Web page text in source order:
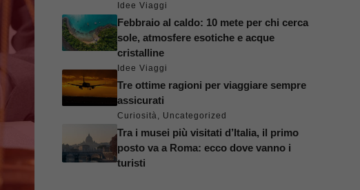
Idee Viaggi
Febbraio al caldo: 10 mete per chi cerca
sole, atmosfere esotiche e acque
cristalline
Idee Viaggi
Tre ottime ragioni per viaggiare sempre
assicurati
Curiosità, Uncategorized
Tra i musei più visitati d’Italia, il primo
posto va a Roma: ecco dove vanno i
turisti